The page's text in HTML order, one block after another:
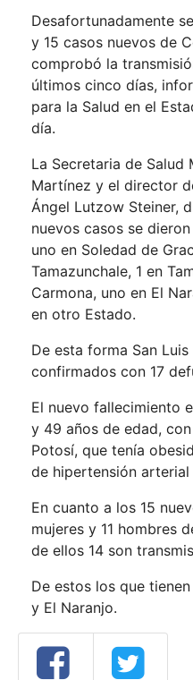
Desafortunadamente
y 15 casos nuevos de
comprobó la
últimos cinco días,
para la Salud en el
día.
La Secretaria de Salud
Martínez y el director
Ángel Lutzow Steiner,
nuevos casos se
uno en Soledad de
Tamazunchale, 1 en
Carmona, uno en El
en otro Estado.
De esta forma San
confirmados con 17
El nuevo fallecimiento
y 49 años de edad,
Potosí, que tenía
de hipertensión arterial
En cuanto a los 15
mujeres y 11 hombres
de ellos 14 son
De estos los que
y El Naranjo.